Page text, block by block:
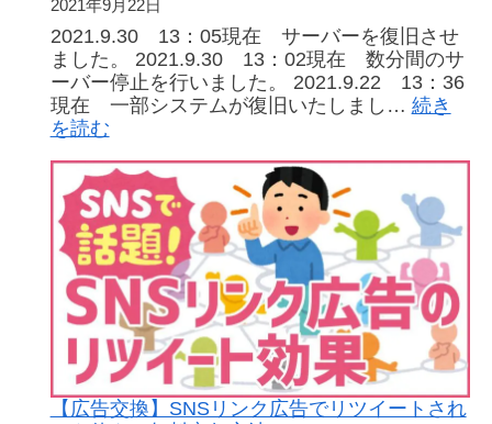
員
プ
レ
ゼ
ン
（か
ん
た
ん
版）
所
要
時
間
６
分
ド
フ
ァ
ン
グ
挑
戦
者
を
支
え
た
い！
集
2021年9月22日
2021.9.30 13：05現在 サーバーを復旧させ
ました。 2021.9.30 13：02現在 数分間のサ
ーバー停止を行いました。 2021.9.22 13：36
現在 一部システムが復旧いたしまし… 続き
を読む:
害
情
報・
更
新
履
歴
【広告交換】SNSリンク広告でリツイートされ